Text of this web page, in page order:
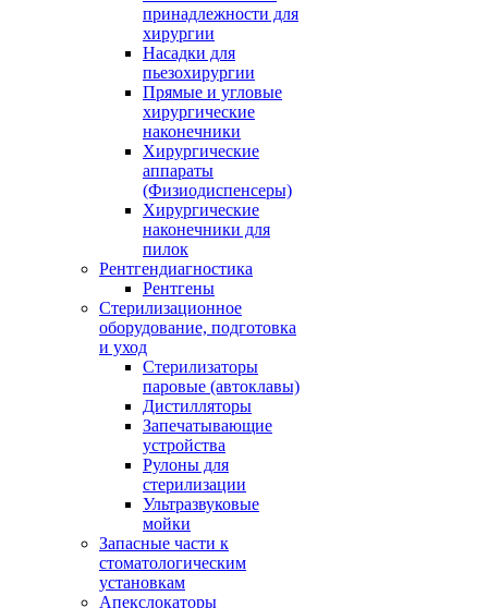
принадлежности для
хирургии
Насадки для
пьезохирургии
Прямые и угловые
хирургические
наконечники
Хирургические
аппараты
(Физиодиспенсеры)
Хирургические
наконечники для
пилок
Рентгендиагностика
Рентгены
Стерилизационное
оборудование, подготовка
и уход
Стерилизаторы
паровые (автоклавы)
Дистилляторы
Запечатывающие
устройства
Рулоны для
стерилизации
Ультразвуковые
мойки
Запасные части к
стоматологическим
установкам
Апекслокаторы